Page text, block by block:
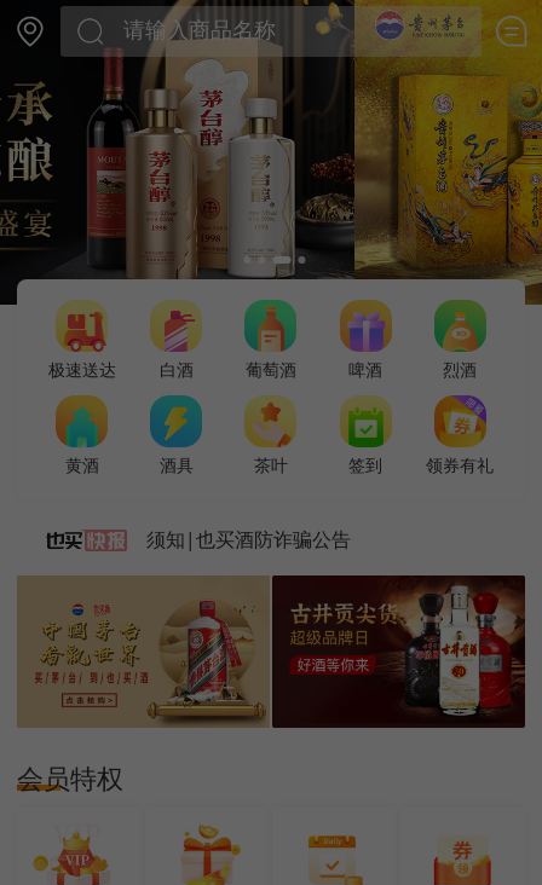
极速送达 白酒 葡萄酒 啤酒 烈酒
黄酒 酒具 茶叶 签到 领券有礼
须知|也买酒防诈骗公告
会员特权